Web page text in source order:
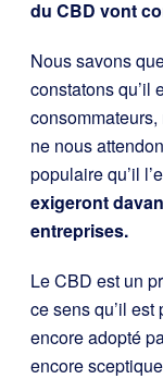
du CBD vont
Nous savons
constatons qu’il
ne nous
populaire qu’il
exigeront
entreprises.
Le CBD est un
ce sens qu’il est
encore adopté
encore